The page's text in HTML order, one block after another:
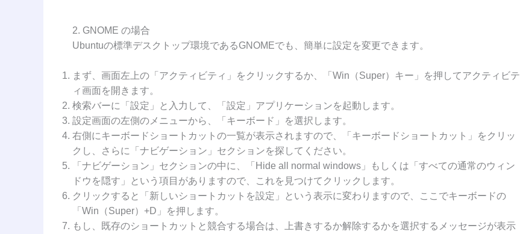
2. GNOME の場合
Ubuntuの標準デスクトップ環境であるGNOMEでも、簡単に設定を変更できます。
まず、画面左上の「アクティビティ」をクリックするか、「Win（Super）キー」を押してアクティビテ
ィ画面を開きます。
検索バーに「設定」と入力して、「設定」アプリケーションを起動します。
設定画面の左側のメニューから、「キーボード」を選択します。
右側にキーボードショートカットの一覧が表示されますので、「キーボードショートカット」をクリッ
クし、さらに「ナビゲーション」セクションを探してください。
「ナビゲーション」セクションの中に、「Hide all normal windows」もしくは「すべての通常のウィン
ドウを隠す」という項目がありますので、これを見つけてクリックします。
クリックすると「新しいショートカットを設定」という表示に変わりますので、ここでキーボードの
「Win（Super）+D」を押します。
もし、既存のショートカットと競合する場合は、上書きするか解除するかを選択するメッセージが表示